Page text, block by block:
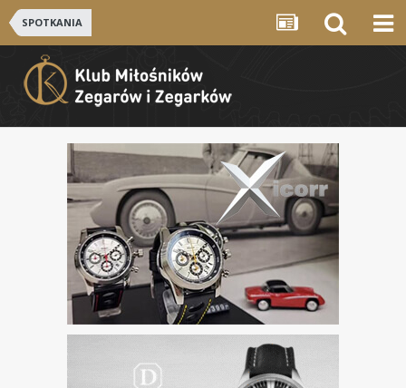
SPOTKANIA